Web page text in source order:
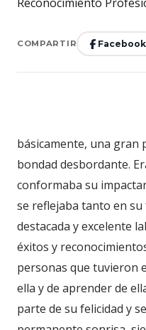
COMPARTIR Facebook
básicamente, una gran
bondad desbordante.
conformaba su
se reflejaba tanto en
destacada y excelente
éxitos y
personas que tuvieron
ella y de aprender de
parte de su felicidad y